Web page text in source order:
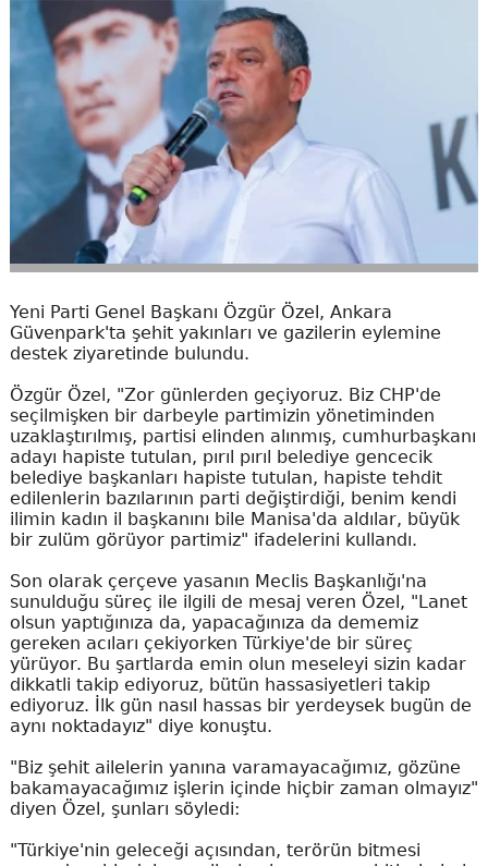
Yeni Parti Genel Başkanı Özgür Özel, Ankara
Güvenpark'ta şehit yakınları ve gazilerin eylemine
destek ziyaretinde bulundu.
Özgür Özel, "Zor günlerden geçiyoruz. Biz CHP'de
seçilmişken bir darbeyle partimizin yönetiminden
uzaklaştırılmış, partisi elinden alınmış, cumhurbaşkanı
adayı hapiste tutulan, pırıl pırıl belediye gencecik
belediye başkanları hapiste tutulan, hapiste tehdit
edilenlerin bazılarının parti değiştirdiği, benim kendi
ilimin kadın il başkanını bile Manisa'da aldılar, büyük
bir zulüm görüyor partimiz" ifadelerini kullandı.
Son olarak çerçeve yasanın Meclis Başkanlığı'na
sunulduğu süreç ile ilgili de mesaj veren Özel, "Lanet
olsun yaptığınıza da, yapacağınıza da dememiz
gereken acıları çekiyorken Türkiye'de bir süreç
yürüyor. Bu şartlarda emin olun meseleyi sizin kadar
dikkatli takip ediyoruz, bütün hassasiyetleri takip
ediyoruz. İlk gün nasıl hassas bir yerdeysek bugün de
aynı noktadayız" diye konuştu.
"Biz şehit ailelerin yanına varamayacağımız, gözüne
bakamayacağımız işlerin içinde hiçbir zaman olmayız"
diyen Özel, şunları söyledi:
"Türkiye'nin geleceği açısından, terörün bitmesi